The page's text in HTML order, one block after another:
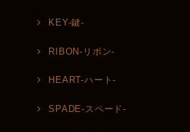
KEY-鍵-
RIBON-リボン-
HEART-ハート-
SPADE-スペード-